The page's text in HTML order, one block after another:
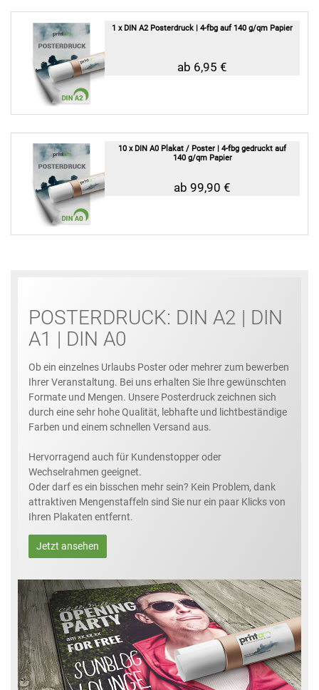
1 x DIN A2 Posterdruck | 4-fbg auf 140 g/qm Papier
ab 6,95 €
10 x DIN A0 Plakat / Poster | 4-fbg gedruckt auf
140 g/qm Papier
ab 99,90 €
POSTERDRUCK: DIN A2 | DIN
A1 | DIN A0
Ob ein einzelnes Urlaubs Poster oder mehrer zum bewerben
Ihrer Veranstaltung. Bei uns erhalten Sie Ihre gewünschten
Formate und Mengen. Unsere Posterdruck zeichnen sich
durch eine sehr hohe Qualität, lebhafte und lichtbeständige
Farben und einem schnellen Versand aus.
Hervorragend auch für Kundenstopper oder
Wechselrahmen geeignet.
Oder darf es ein bisschen mehr sein? Kein Problem, dank
attraktiven Mengenstaffeln sind Sie nur ein paar Klicks von
Ihren Plakaten entfernt.
Jetzt ansehen